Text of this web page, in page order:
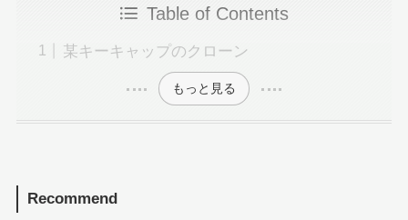
Table of Contents
某キーキャップのクローン
もっと見る
Recommend